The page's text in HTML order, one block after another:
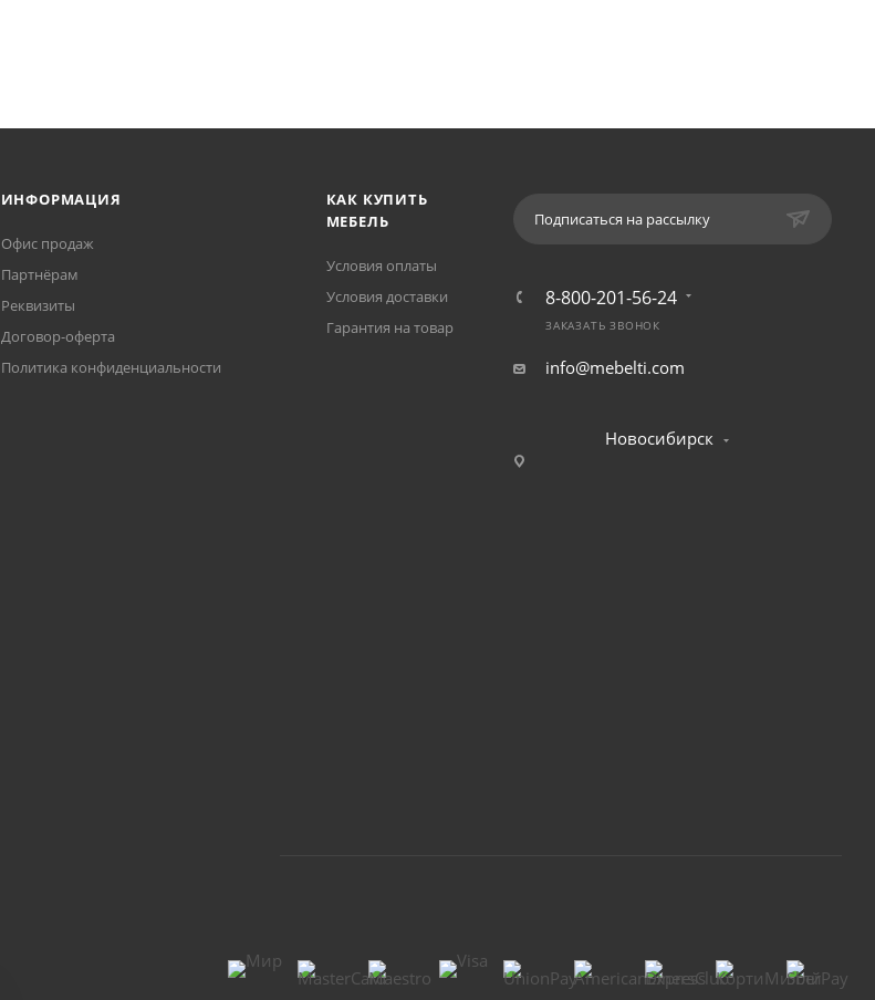
ИНФОРМАЦИЯ
Офис продаж
Партнёрам
Реквизиты
Договор-оферта
Политика конфиденциальности
КАК КУПИТЬ
МЕБЕЛЬ
Условия оплаты
Условия доставки
Гарантия на товар
Подписаться на рассылку
8-800-201-56-24
ЗАКАЗАТЬ ЗВОНОК
info@mebelti.com
Новосибирск